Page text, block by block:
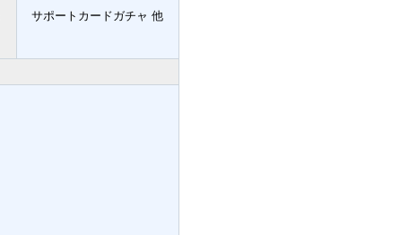
サポートカードガチャ 他